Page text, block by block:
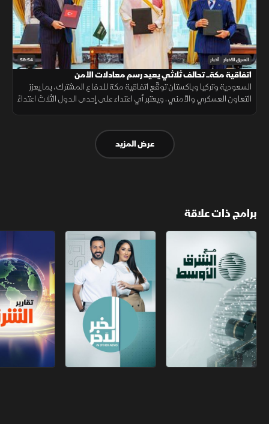
59:54 الشرق للأخبار أخبار
اتفاقية مكة.. تحالف ثلاثي يعيد رسم معادلات الأمن
السعودية وتركيا وباكستان توقّع اتفاقية مكة للدفاع المشترك، بما يعزز
التعاون العسكري والأمني، ويعتبر أي اعتداء على إحدى الدول الثلاث اعتداءً
عرض المزيد
برامج ذات علاقة
مع الشرق الأوسط الخبر الآخر تقارير الشرق